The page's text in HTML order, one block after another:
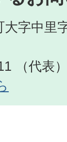
字中里
（代表